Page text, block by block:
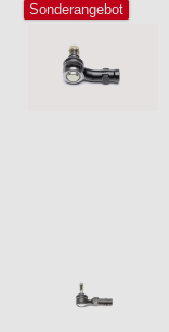
Sonderangebot